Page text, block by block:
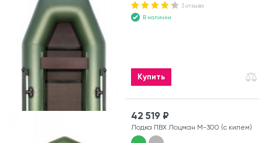
3 отзыва
В наличии
Купить
42 519 ₽
Лодка ПВХ Лоцман М-300 (с килем)